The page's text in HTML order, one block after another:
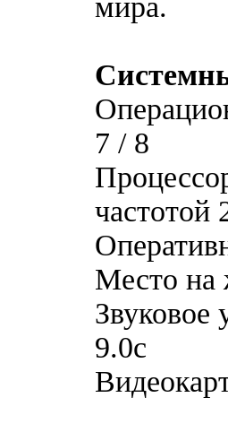
мира.
7 / 8
частотой
Место на
Звуковое
9.0c